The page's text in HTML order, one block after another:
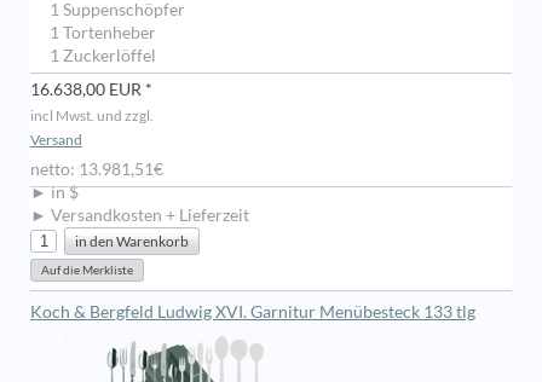
1 Suppenschöpfer
1 Tortenheber
1 Zuckerlöffel
16.638,00 EUR *
incl Mwst. und zzgl.
Versand
netto: 13.981,51€
► in $
► Versandkosten + Lieferzeit
Koch & Bergfeld Ludwig XVI. Garnitur Menübesteck 133 tlg